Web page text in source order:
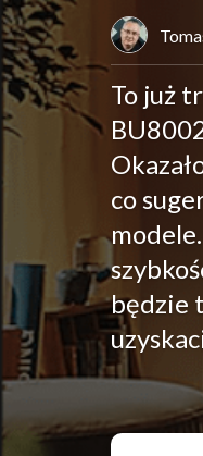
To już
co
będzie